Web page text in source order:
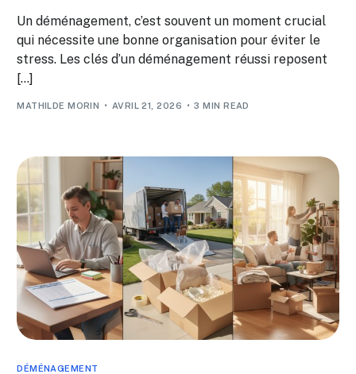
Un déménagement, c’est souvent un moment crucial
qui nécessite une bonne organisation pour éviter le
stress. Les clés d’un déménagement réussi reposent
[…]
MATHILDE MORIN AVRIL 21, 2026 3 MIN READ
DÉMÉNAGEMENT